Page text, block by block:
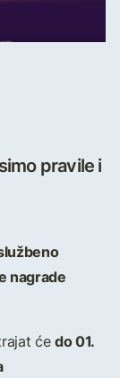
pravile i
nagrade
ćedo 01.